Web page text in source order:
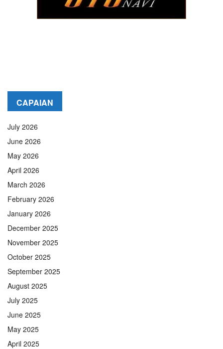
CAPAIAN
July 2026
June 2026
May 2026
April 2026
March 2026
February 2026
January 2026
December 2025
November 2025
October 2025
September 2025
August 2025
July 2025
June 2025
May 2025
April 2025